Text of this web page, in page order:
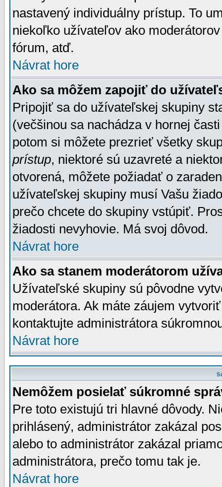
nastavený individuálny prístup. To
niekoľko užívateľov ako
fórum, atď.
Návrat hore
Ako sa môžem zapojiť do
Pripojiť sa do užívateľskej skupiny
(večšinou sa nachádza v hornej
potom si môžete prezrieť všetky
prístup, niektoré sú uzavreté a
otvorená, môžete požiadať o
užívateľskej skupiny musí Vašu
prečo chcete do skupiny vstúpiť.
žiadosti nevyhovie. Má svoj dôvod.
Návrat hore
Ako sa stanem moderátorom
Užívateľské skupiny sú pôvodne
moderátora. Ak máte záujem
kontaktujte administrátora
Návrat hore
Nemôžem posielať súkromné
Pre toto existujú tri hlavné dôvody.
prihlásený, administrátor zakázal
alebo to administrátor zakázal
administrátora, prečo tomu tak je.
Návrat hore